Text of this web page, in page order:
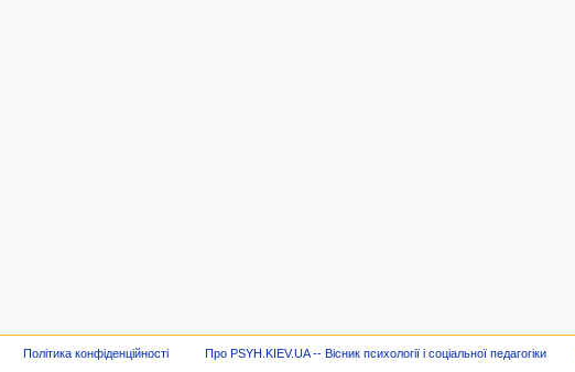
Політика конфіденційності Про PSYH.KIEV.UA -- Вісник психології і соціальної педагогіки